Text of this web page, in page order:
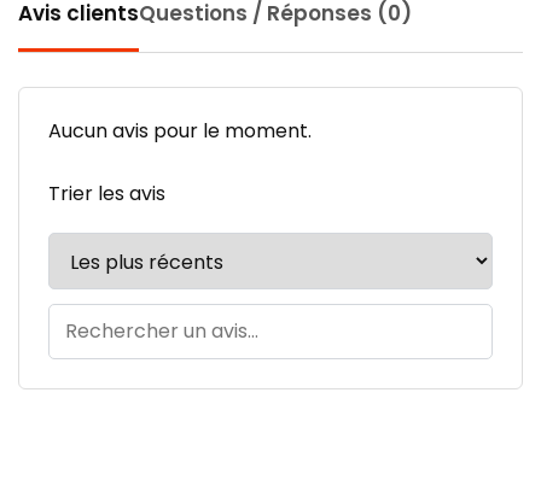
Avis clientsQuestions / Réponses (0)
Aucun avis pour le moment.
Trier les avis